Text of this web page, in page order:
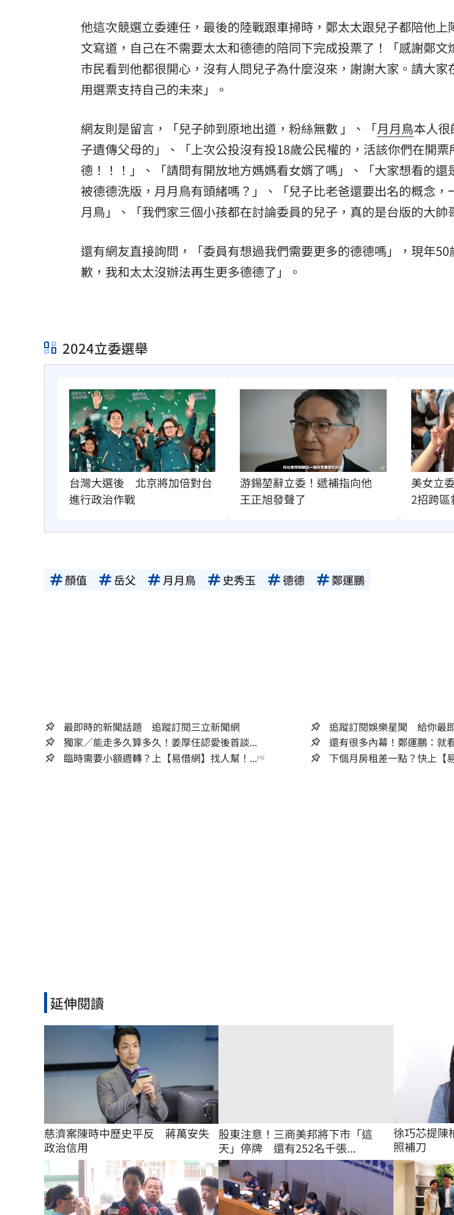
他這次競選立委連任，最後的陸戰跟車掃時，鄭太太跟兒子都陪他上
文寫道，自己在不需要太太和德德的陪同下完成投票了！「感謝鄭文
市民看到他都很開心，沒有人問兒子為什麼沒來，謝謝大家。請大家
用選票支持自己的未來」。
網友則是留言，「兒子帥到原地出道，粉絲無數 」、「月月鳥本人
子遺傳父母的」、「上次公投沒有投18歲公民權的，活該你們在開票
德！！！」、「請問有開放地方媽媽看女婿了嗎」、「大家想看的還
被德德洗版，月月鳥有頭緒嗎？」、「兒子比老爸還要出名的概念，
月鳥」、「我們家三個小孩都在討論委員的兒子，真的是台版的大帥
還有網友直接詢問，「委員有想過我們需要更多的德德嗎」，現年
歉，我和太太沒辦法再生更多德德了」。
2024立委選舉
台灣大選後　北京將加倍對台
進行政治作戰
游錫堃辭立委！遞補指向他
王正旭發聲了
美女立
2招跨區
顏值 岳父 月月鳥 史秀玉 德德 鄭運鵬
最即時的新聞話題 追蹤訂閱三立新聞網
追蹤訂閱娛樂星聞 給你最
獨家／能走多久算多久！姜厚任認愛後首談...
還有很多內幕！鄭運鵬：就
臨時需要小額週轉？上【易借網】找人幫！...PR 下個月房租差一點？快上【
延伸閱讀
慈濟案陳時中歷史平反　蔣萬安失
政治信用
股東注意！三商美邦將下市「這
天」停牌 還有252名千張...
徐巧芯提陳
照補刀